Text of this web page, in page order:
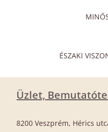
ÉSZAKI
Üzlet,
8200 Veszprém, Hérics